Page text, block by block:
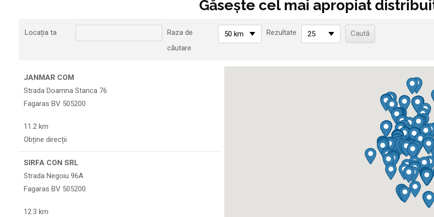
Găsește cel mai apropiat
Locația ta
Raza de
căutare
50 km Rezultate 25
JANMAR COM
Strada Doamna Stanca 76
Fagaras BV 505200
11.2 km
Obține direcții
SIRFA CON SRL
Strada Negoiu 96A
Fagaras BV 505200
12.3 km